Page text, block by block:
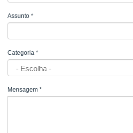
Assunto *
Categoria *
Mensagem *